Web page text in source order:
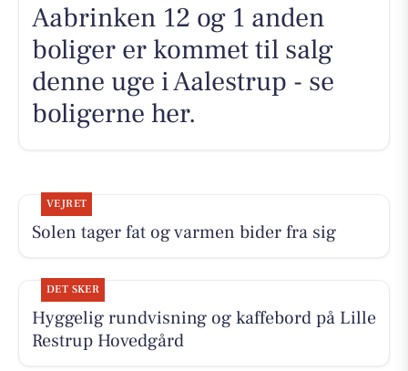
Aabrinken 12 og 1 anden
boliger er kommet til salg
denne uge i Aalestrup - se
boligerne her.
VEJRET
Solen tager fat og varmen bider fra sig
DET SKER
Hyggelig rundvisning og kaffebord på Lille
Restrup Hovedgård